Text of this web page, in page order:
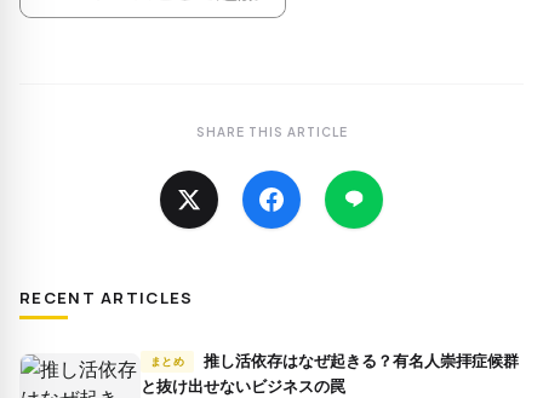
SHARE THIS ARTICLE
RECENT ARTICLES
まとめ
推し活依存はなぜ起きる？有名人崇拝症候群
と抜け出せないビジネスの罠